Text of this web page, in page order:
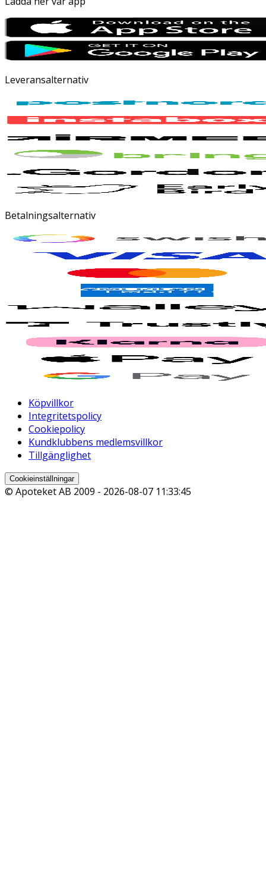
Leveransalternativ
Betalningsalternativ
Köpvillkor
Integritetspolicy
Cookiepolicy
Kundklubbens medlemsvillkor
Tillgänglighet
Cookieinställningar
© Apoteket AB 2009 - 2026-08-07 11:33:45